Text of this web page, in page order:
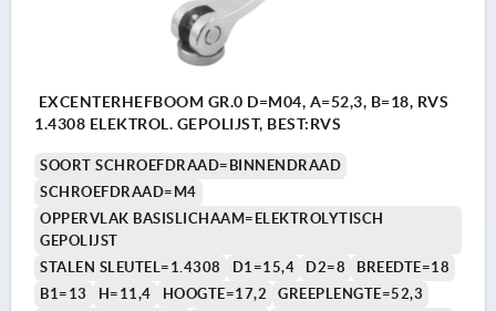
EXCENTERHEFBOOM GR.0 D=M04, A=52,3, B=18, RVS
1.4308 ELEKTROL. GEPOLIJST, BEST:RVS
SOORT SCHROEFDRAAD=BINNENDRAAD
SCHROEFDRAAD=M4
OPPERVLAK BASISLICHAAM=ELEKTROLYTISCH
GEPOLIJST
STALEN SLEUTEL=1.4308
D1=15,4 D2=8
BREEDTE=18
B1=13
H=11,4 HOOGTE=17,2
GREEPLENGTE=52,3